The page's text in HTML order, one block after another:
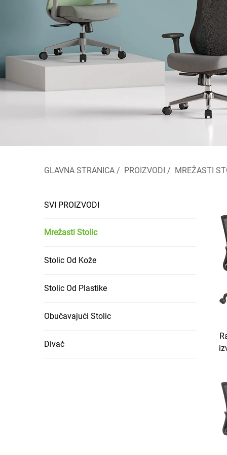
GLAVNA STRANICA / PROIZVODI / MREŽASTI
SVI PROIZVODI
Mrežasti Stolic
Stolic Od Kože
Stolic Od Plastike
Obučavajući Stolic
Divač